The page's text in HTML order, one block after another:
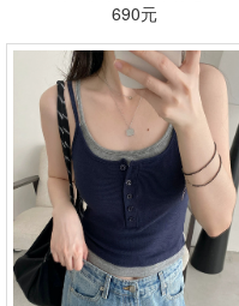
top(現貨+預購)
690元